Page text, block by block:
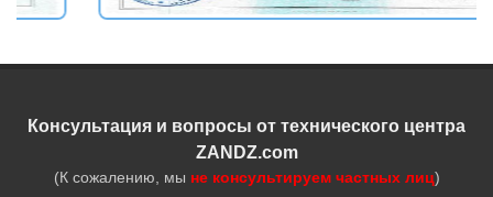
Консультация и вопросы от технического центра
ZANDZ.com
(К сожалению, мы не консультируем частных лиц)